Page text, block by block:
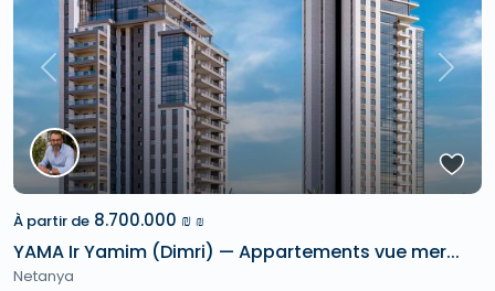
Previous Next
À partir de 8.700.000 ₪ ₪
YAMA Ir Yamim (Dimri) — Appartements vue mer...
Netanya